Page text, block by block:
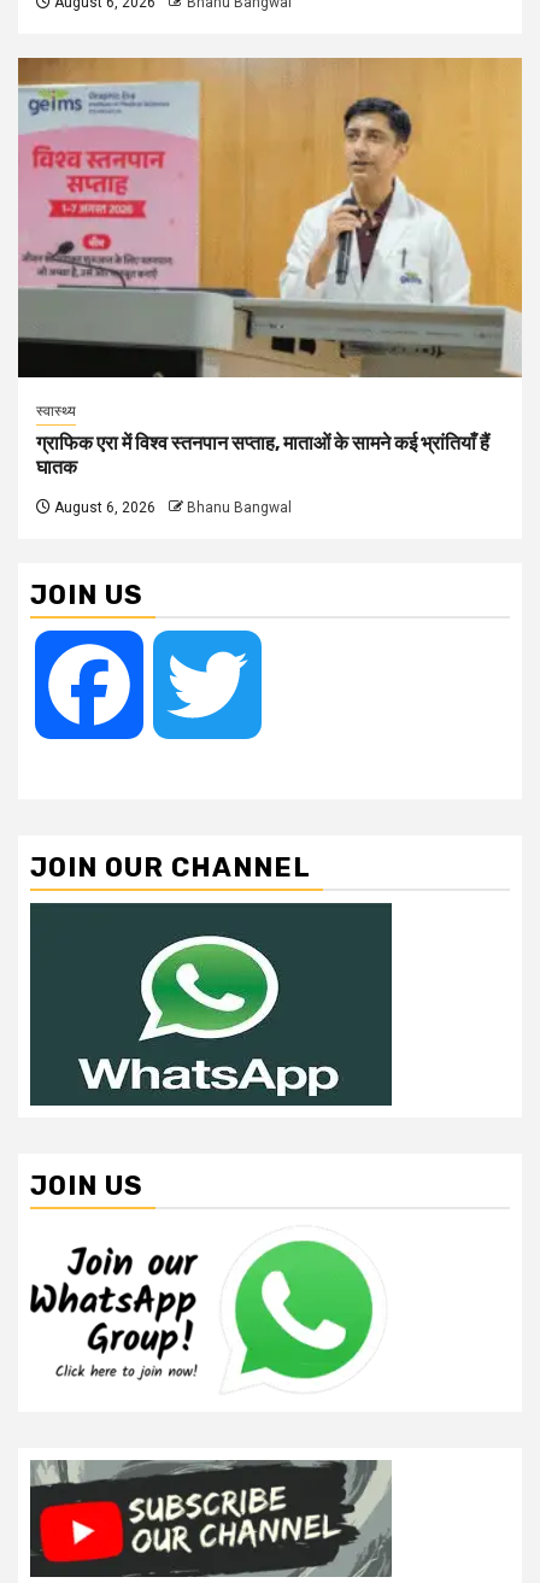
स्वास्थ्य
ग्राफिक एरा में विश्व स्तनपान सप्ताह, माताओं के सामने कई भ्रांतियाँ हैं
घातक
August 6, 2026 Bhanu Bangwal
JOIN US
Facebook
JOIN OUR CHANNEL
JOIN US